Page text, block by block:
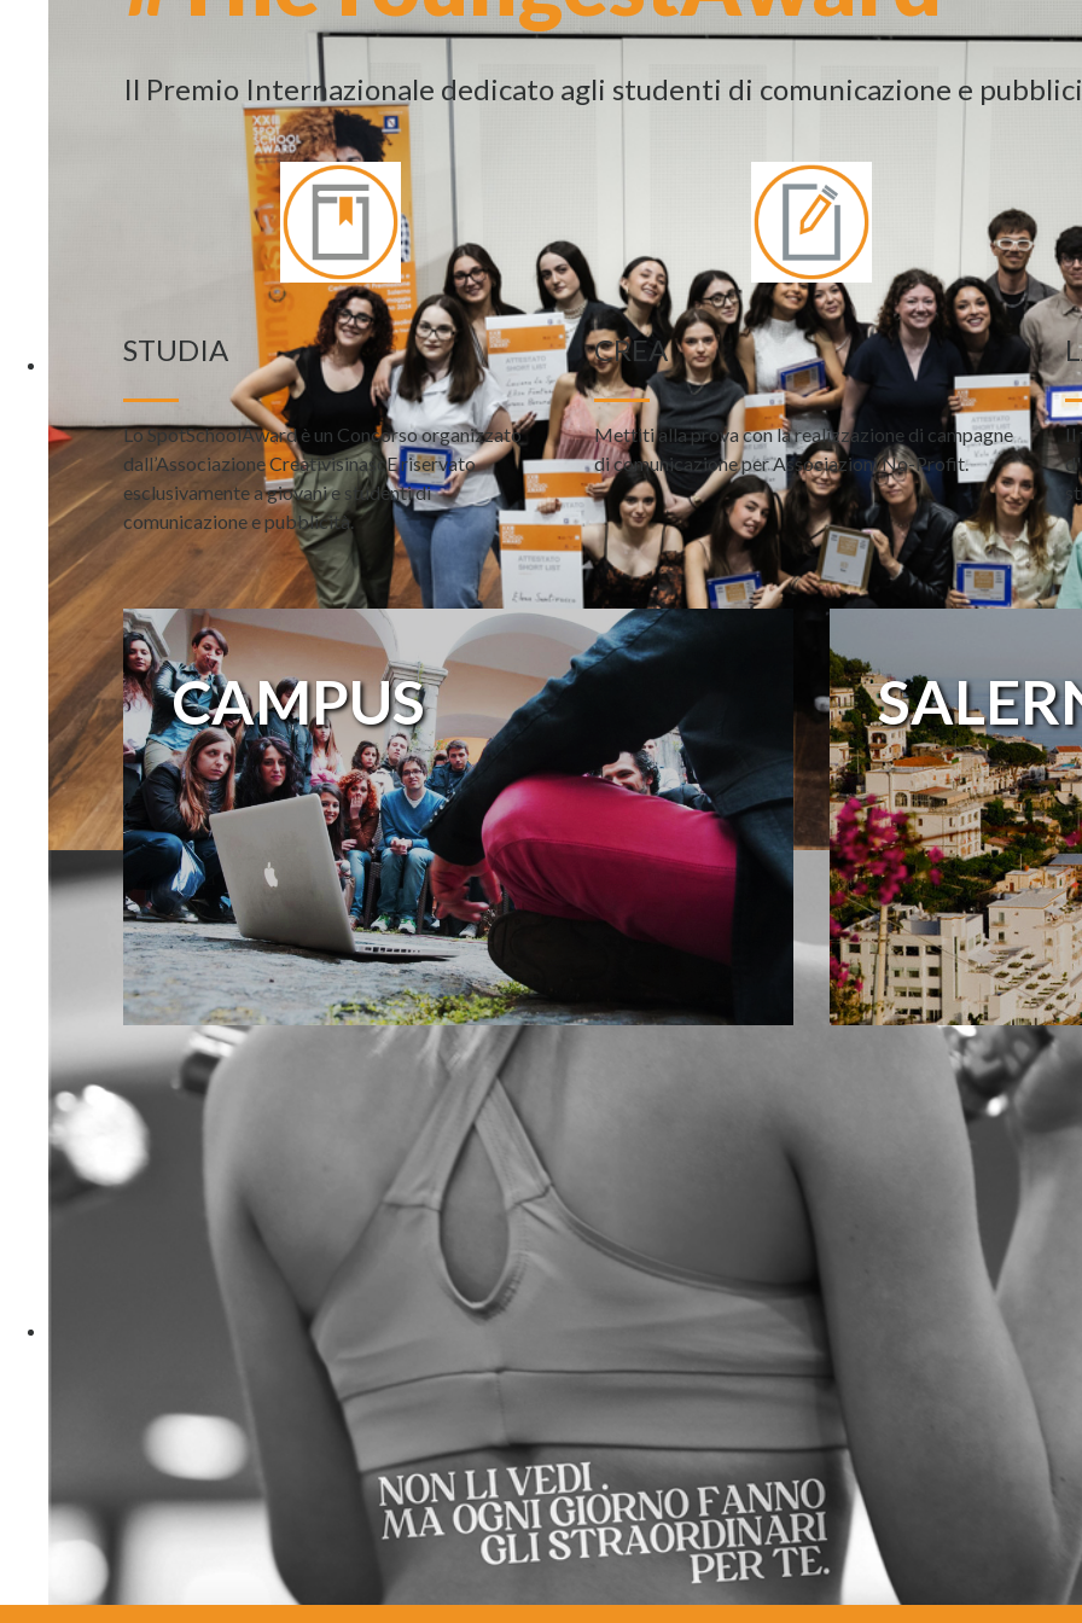
I NUOVI BRIEF SONO ON LINE!
PARTECIPA AL XXV SPOT SCHOOL AWARD
#THEYOUNGESTAWARD #25th #ANNIVERSARY
#NEWTALENTS
RESTA INFORMATO PER FAR PARTE
DELLA PROSSIMA GENERAZIONE CREATIVA
Per ogni richiesta info@spotschoolaward.it
Il Premio Internazionale dedicato agli studenti di comunicazione e
STUDIA
Lo SpotSchoolAward è un Concorso organizzato
dall’Associazione CreativisinascE riservato
esclusivamente a giovani e studenti di
comunicazione e pubblicità.
CREA
Mettiti alla prova con la realizzazione di campagne
di comunicazione per Associazioni No-Profit.
Il
CAMPUS